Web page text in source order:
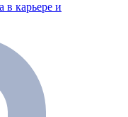
в карьере и